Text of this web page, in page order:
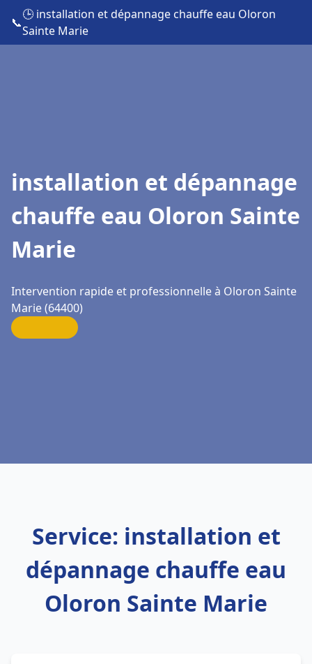
📞
🕒 installation et dépannage chauffe eau Oloron
Sainte Marie
installation et dépannage
chauffe eau Oloron Sainte
Marie
Intervention rapide et professionnelle à Oloron Sainte
Marie (64400)
Service: installation et
dépannage chauffe eau
Oloron Sainte Marie